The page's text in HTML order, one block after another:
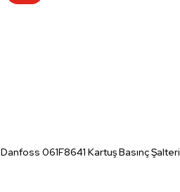
Danfoss 061F8641 Kartuş Basınç Şalteri